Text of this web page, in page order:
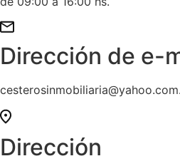
Dirección de e-
Dirección